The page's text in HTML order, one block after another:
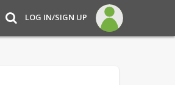
LOG IN/SIGN UP